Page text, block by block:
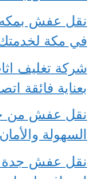
في مكة لخدمتك
بعناية فائقة
السهولة